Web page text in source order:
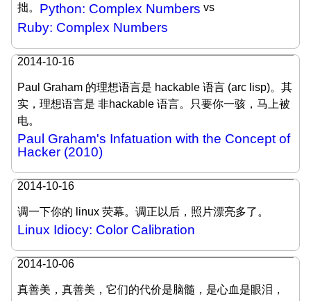
拙。 Python: Complex Numbers vs
Ruby: Complex Numbers
2014-10-16
Paul Graham 的理想语言是 hackable 语言 (arc lisp)。其
实，理想语言是 非hackable 语言。只要你一骇，马上被
电。
Paul Graham's Infatuation with the Concept of
Hacker (2010)
2014-10-16
调一下你的 linux 荧幕。调正以后，照片漂亮多了。
Linux Idiocy: Color Calibration
2014-10-06
真善美，真善美，它们的代价是脑髓，是心血是眼泪，